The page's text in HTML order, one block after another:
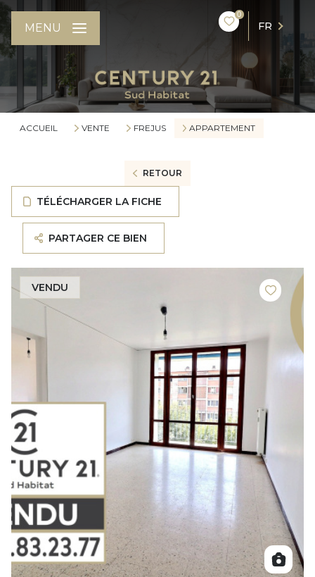
0
FR
MENU
ACCUEIL VENTE FREJUS APPARTEMENT
RETOUR
TÉLÉCHARGER LA FICHE
PARTAGER CE BIEN
VENDU